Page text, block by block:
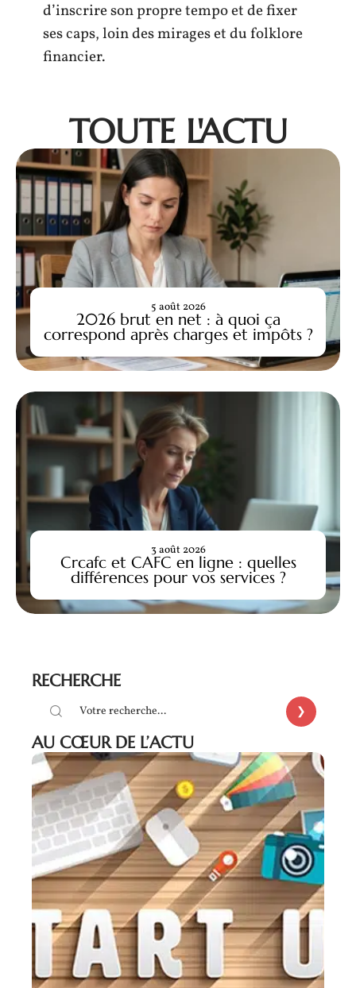
d’inscrire son propre tempo et de fixer
ses caps, loin des mirages et du folklore
financier.
TOUTE L'ACTU
2026 brut en net : à quoi ça
correspond après charges et impôts ?
5 août 2026
Crcafc et CAFC en ligne : quelles
différences pour vos services ?
3 août 2026
RECHERCHE
AU CŒUR DE L’ACTU